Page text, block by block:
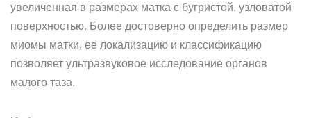
увеличенная в размерах матка с бугристой, узловатой
поверхностью. Более достоверно определить размер
миомы матки, ее локализацию и классификацию
позволяет ультразвуковое исследование органов
малого таза.